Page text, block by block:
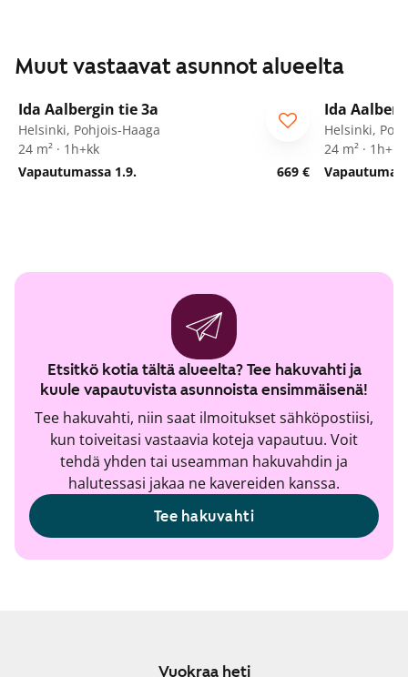
Muut vastaavat asunnot alueelta
Ida Aalbergin tie 3a
Helsinki, Pohjois-Haaga
24 m² · 1h+kk
Vapautumassa 1.9.
669 €
Ida
Helsinki,
24 m² · 1h+kk
Etsitkö kotia tältä alueelta? Tee hakuvahti ja
kuule vapautuvista asunnoista ensimmäisenä!
Tee hakuvahti, niin saat ilmoitukset sähköpostiisi,
kun toiveitasi vastaavia koteja vapautuu. Voit
tehdä yhden tai useamman hakuvahdin ja
halutessasi jakaa ne kavereiden kanssa.
Tee hakuvahti
Vuokraa heti